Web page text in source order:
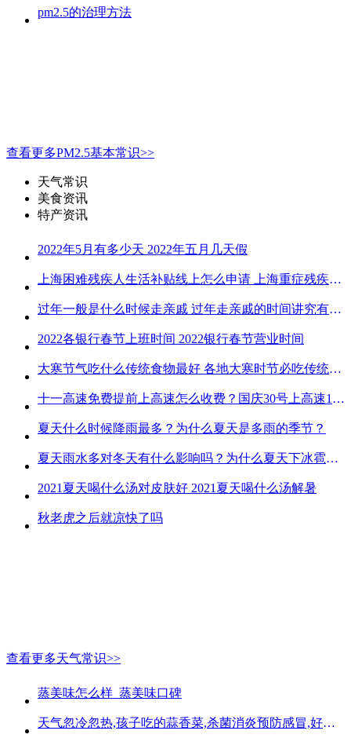
pm2.5的治理方法
查看更多PM2.5基本常识>>
天气常识
美食资讯
特产资讯
2022年5月有多少天 2022年五月几天假
上海困难残疾人生活补贴线上怎么申请 上海重症残疾人护理补贴线上申请流程
过年一般是什么时候走亲戚 过年走亲戚的时间讲究有哪些
2022各银行春节上班时间 2022银行春节营业时间
大寒节气吃什么传统食物最好 各地大寒时节必吃传统美食
十一高速免费提前上高速怎么收费？国庆30号上高速1号下高速免费吗？
夏天什么时候降雨最多？为什么夏天是多雨的季节？
夏天雨水多对冬天有什么影响吗？为什么夏天下冰雹而冬天不下冰雹
2021夏天喝什么汤对皮肤好 2021夏天喝什么汤解暑
秋老虎之后就凉快了吗
查看更多天气常识>>
蒸美味怎么样_蒸美味口碑
天气忽冷忽热,孩子吃的蒜香菜,杀菌消炎预防感冒,好吃不贵